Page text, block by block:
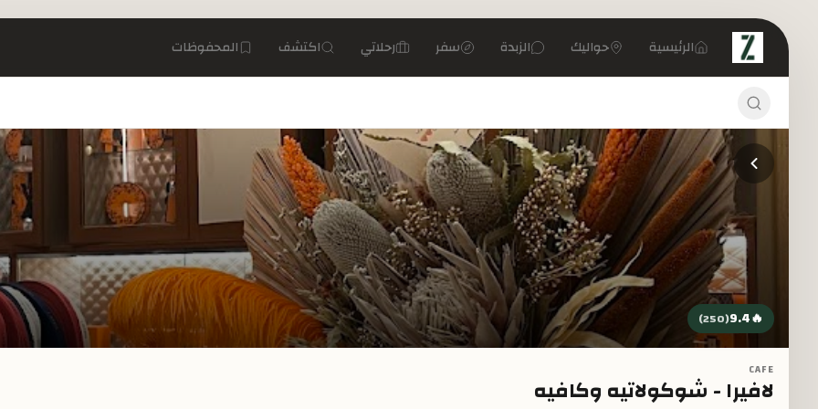
تخطي إلى المحتوى الرئيسي
الرئيسية حواليك الزبدة سفر رحلاتي اكتشف المحفوظات
🔥
9.4
(
250
)
CAFE
لافيرا - شوكولاتيه وكافيه